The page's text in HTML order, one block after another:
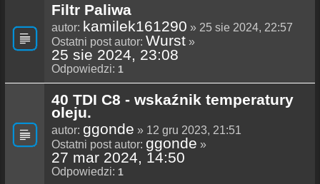
Filtr Paliwa
autor: kamilek161290 » 25 sie 2024, 22:57
Ostatni post autor: Wurst »
25 sie 2024, 23:08
Odpowiedzi: 1
40 TDI C8 - wskaźnik temperatury
oleju.
autor: ggonde » 12 gru 2023, 21:51
Ostatni post autor: ggonde »
27 mar 2024, 14:50
Odpowiedzi: 1